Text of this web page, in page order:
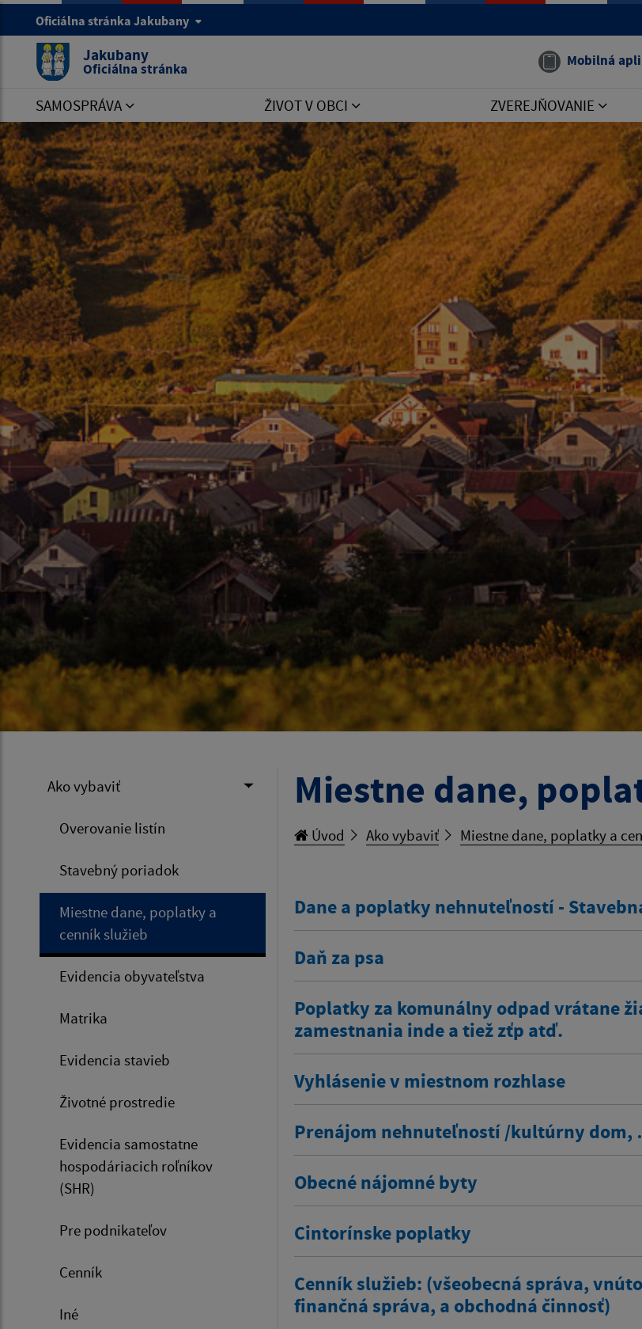
Oficiálna stránka Jakubany
Jakubany
Oficiálna stránka Mobilná
SAMOSPRÁVA ŽIVOT V OBCI ZVEREJŇOVANIE
Ako vybaviť
Overovanie listín
Stavebný poriadok
Miestne dane, poplatky a
cenník služieb
Evidencia obyvateľstva
Matrika
Evidencia stavieb
Životné prostredie
Evidencia samostatne
hospodáriacich roľníkov
(SHR)
Pre podnikateľov
Cenník
Iné
Miestne dane,
Úvod Ako vybaviť Miestne dane, poplatky a
Dane a poplatky nehnuteľností -
Daň za psa
Poplatky za komunálny odpad vrátane
zamestnania inde a tiež zťp atď.
Vyhlásenie v miestnom rozhlase
Prenájom nehnuteľností /kultúrny
Obecné nájomné byty
Cintorínske poplatky
Cenník služieb: (všeobecná správa,
finančná správa, a obchodná činnosť)